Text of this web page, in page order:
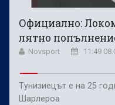
Официално:
лятно
Novsport 11:49
Тунизиецът е на 25
Шарлероа